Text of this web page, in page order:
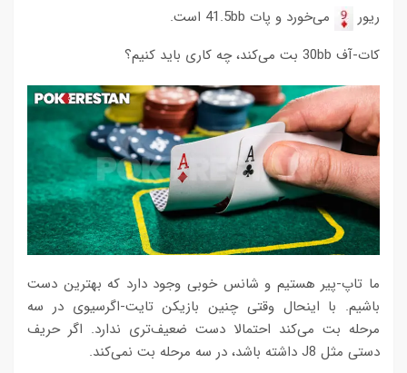
ریور
می‌خورد و پات 41.5bb است.
کات-آف 30bb بت می‌کند، چه کاری باید کنیم؟
ما تاپ-پیر هستیم و شانس خوبی وجود دارد که بهترین دست
باشیم. با اینحال وقتی چنین بازیکن تایت-اگرسیوی در سه
مرحله بت می‌کند احتمالا دست ضعیف‌تری ندارد. اگر حریف
دستی مثل J8 داشته باشد، در سه مرحله بت نمی‌کند.